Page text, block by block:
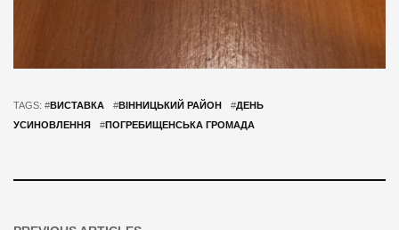
TAGS: #ВИСТАВКА #ВІННИЦЬКИЙ РАЙОН #ДЕНЬ
УСИНОВЛЕННЯ
#ПОГРЕБИЩЕНСЬКА ГРОМАДА